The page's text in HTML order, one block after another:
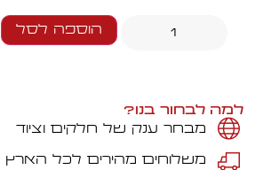
הוספה לסל
למה לבחור בנו?
מבחר ענק של חלקים וציוד
משלוחים מהירים לכל הארץ